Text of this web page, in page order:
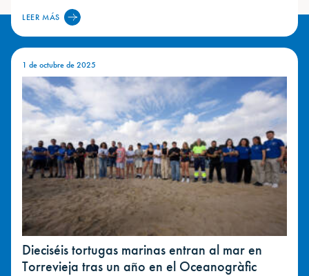
LEER MÁS
1 de octubre de 2025
Dieciséis tortugas marinas entran al mar en
Torrevieja tras un año en el Oceanogràfic